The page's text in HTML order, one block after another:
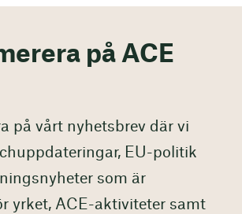
på ACE
på vårt nyhetsbrev där vi
EU-politik
som är
yrket, ACE-aktiviteter samt